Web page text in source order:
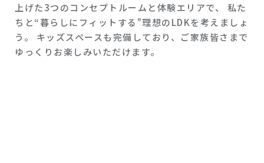
上げた3つのコンセプトルームと体験エリアで、 私た
ちと“暮らしにフィットする”理想のLDKを考えましょ
う。 キッズスペースも完備しており、ご家族皆さまで
ゆっくりお楽しみいただけます。